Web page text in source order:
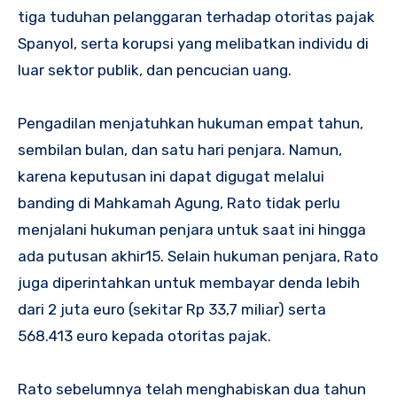
tiga tuduhan pelanggaran terhadap otoritas pajak
Spanyol, serta korupsi yang melibatkan individu di
luar sektor publik, dan pencucian uang.
Pengadilan menjatuhkan hukuman empat tahun,
sembilan bulan, dan satu hari penjara. Namun,
karena keputusan ini dapat digugat melalui
banding di Mahkamah Agung, Rato tidak perlu
menjalani hukuman penjara untuk saat ini hingga
ada putusan akhir15. Selain hukuman penjara, Rato
juga diperintahkan untuk membayar denda lebih
dari 2 juta euro (sekitar Rp 33,7 miliar) serta
568.413 euro kepada otoritas pajak.
Rato sebelumnya telah menghabiskan dua tahun